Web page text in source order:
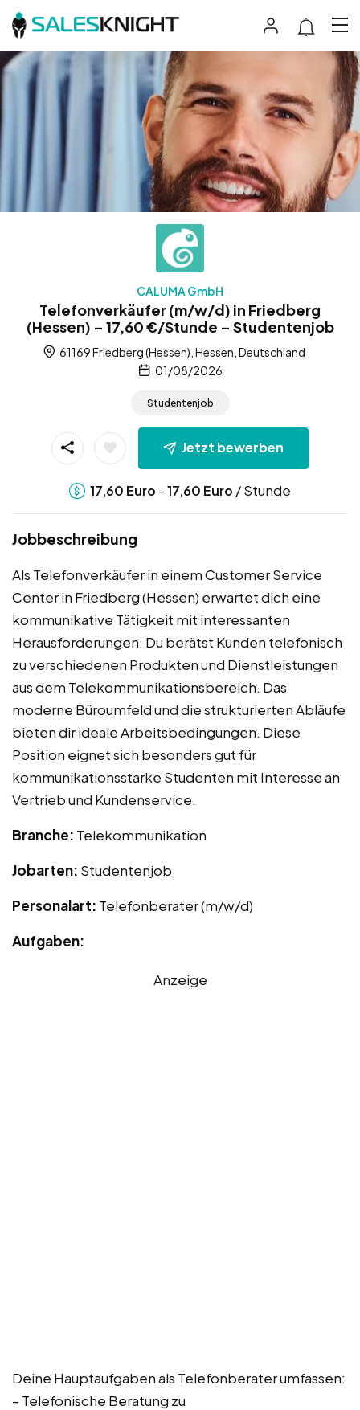
CALUMA GmbH
Telefonverkäufer (m/w/d) in Friedberg
(Hessen) – 17,60 €/Stunde – Studentenjob
61169 Friedberg (Hessen), Hessen, Deutschland
01/08/2026
Studentenjob
Jetzt bewerben
17,60 Euro -17,60 Euro / Stunde
Jobbeschreibung
Als Telefonverkäufer in einem Customer Service
Center in Friedberg (Hessen) erwartet dich eine
kommunikative Tätigkeit mit interessanten
Herausforderungen. Du berätst Kunden telefonisch
zu verschiedenen Produkten und Dienstleistungen
aus dem Telekommunikationsbereich. Das
moderne Büroumfeld und die strukturierten Abläufe
bieten dir ideale Arbeitsbedingungen. Diese
Position eignet sich besonders gut für
kommunikationsstarke Studenten mit Interesse an
Vertrieb und Kundenservice.
Branche: Telekommunikation
Jobarten: Studentenjob
Personalart: Telefonberater (m/w/d)
Aufgaben:
Anzeige
Deine Hauptaufgaben als Telefonberater umfassen:
– Telefonische Beratung zu